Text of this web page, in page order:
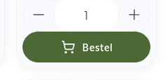
Bestel